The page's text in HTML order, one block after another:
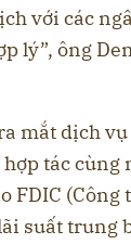
với các
lý”, ông
mắt dịch
tác cùng
FDIC (Công
suất trung